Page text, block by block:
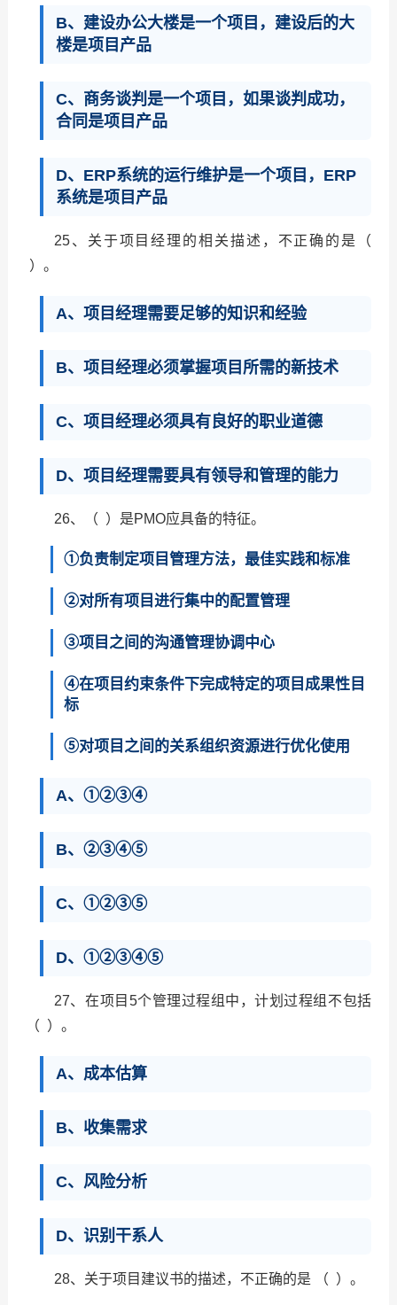
B、建设办公大楼是一个项目，建设后的大
楼是项目产品
C、商务谈判是一个项目，如果谈判成功，
合同是项目产品
D、ERP系统的运行维护是一个项目，ERP
系统是项目产品
25、关于项目经理的相关描述，不正确的是（
）。
A、项目经理需要足够的知识和经验
B、项目经理必须掌握项目所需的新技术
C、项目经理必须具有良好的职业道德
D、项目经理需要具有领导和管理的能力
26、（ ）是PMO应具备的特征。
①负责制定项目管理方法，最佳实践和标准
②对所有项目进行集中的配置管理
③项目之间的沟通管理协调中心
④在项目约束条件下完成特定的项目成果性目
标
⑤对项目之间的关系组织资源进行优化使用
A、①②③④
B、②③④⑤
C、①②③⑤
D、①②③④⑤
27、在项目5个管理过程组中，计划过程组不包括
（ ）。
A、成本估算
B、收集需求
C、风险分析
D、识别干系人
28、关于项目建议书的描述，不正确的是 （ ）。